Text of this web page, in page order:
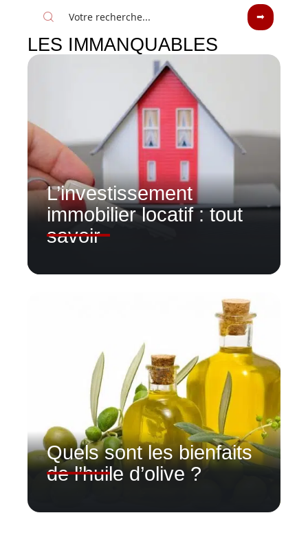
LES IMMANQUABLES
L’investissement
immobilier locatif : tout
savoir
Quels sont les bienfaits
de l’huile d’olive ?